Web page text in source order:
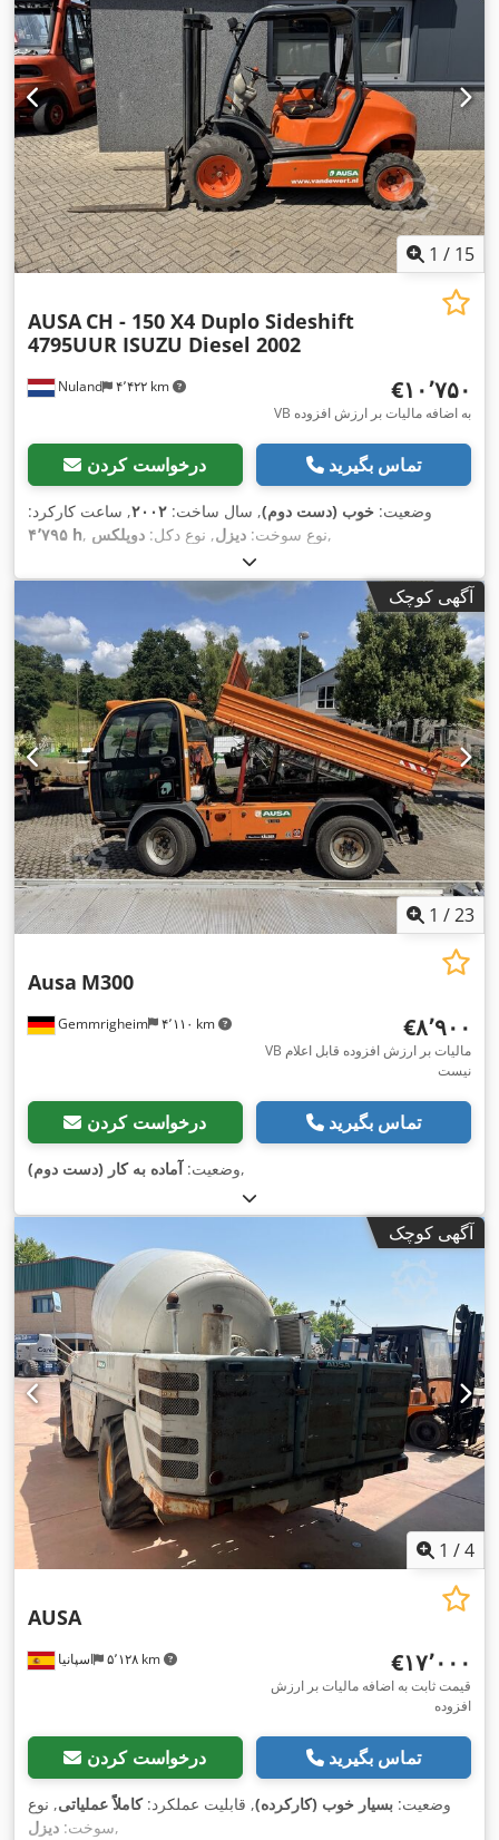
1 / 15
Nuland ۴٬۴۲۲ km
AUSA CH - 150 X4 Duplo Sideshift
4795UUR ISUZU Diesel 2002
‎€۱۰٬۷۵۰
VB به اضافه مالیات بر ارزش افزوده
درخواست کردن تماس بگیرید
وضعیت: خوب (دست دوم), سال ساخت: ۲۰۰۲, ساعت کارکرد:
۴٬۷۹۵ h
, نوع سوخت: دیزل, نوع دکل: دوپلکس ,
آگهی کوچک
1 /23
Gemmrigheim ۴٬۱۱۰ km
Ausa M300
‎€۸٬۹۰۰
VB مالیات بر ارزش افزوده قابل اعلام
نیست
درخواست کردن تماس بگیرید
وضعیت:آماده به کار (دست دوم) ,
آگهی کوچک
1 /4
اسپانیا ۵٬۱۲۸ km
AUSA
‎€۱۷٬۰۰۰
قیمت ثابت به اضافه مالیات بر ارزش
افزوده
درخواست کردن تماس بگیرید
وضعیت: بسیار خوب (کارکرده), قابلیت عملکرد:کاملاً عملیاتی, نوع
سوخت: دیزل ,